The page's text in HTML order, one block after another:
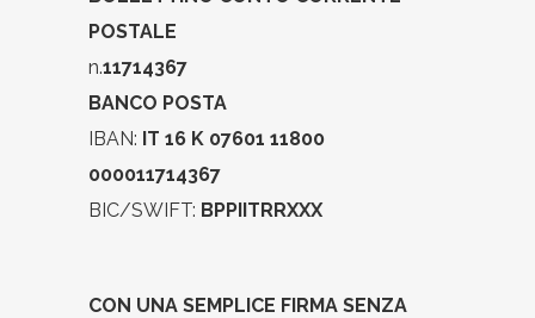
POSTALE
n.11714367
BANCO POSTA
IBAN: IT 16 K 07601 11800
000011714367
BIC/SWIFT: BPPIITRRXXX
CON UNA SEMPLICE FIRMA SENZA